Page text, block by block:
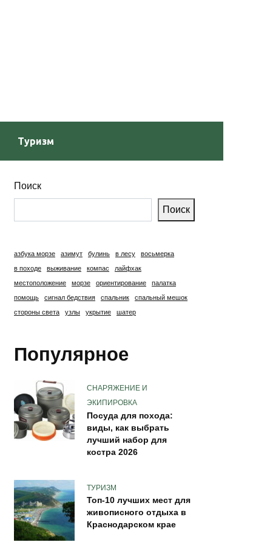
Туризм
Поиск
Поиск
азбука морзе азимут булинь в лесу
восьмерка
в походе
выживание компас
лайфхак
местоположение
морзе ориентирование
палатка
помощь
сигнал бедствия спальник
спальный мешок
стороны света
узлы укрытие шатер
Популярное
СНАРЯЖЕНИЕ И
ЭКИПИРОВКА
Посуда для похода:
виды, как выбрать
лучший набор для
костра 2026
ТУРИЗМ
Топ-10 лучших мест для
живописного отдыха в
Краснодарском крае